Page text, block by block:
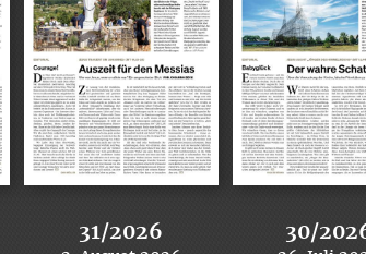
31/2026
30/